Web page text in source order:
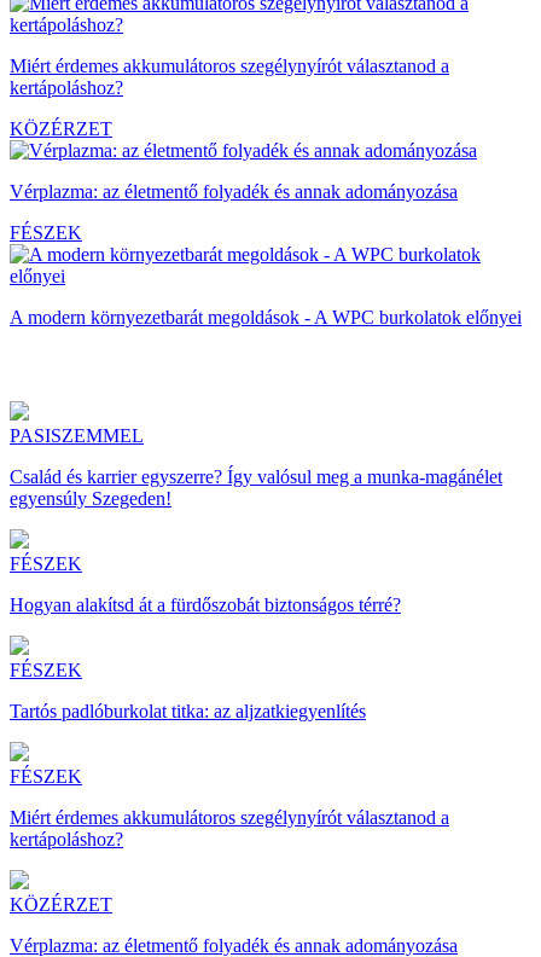
Miért érdemes akkumulátoros szegélynyírót választanod a
kertápoláshoz?
KÖZÉRZET
Vérplazma: az életmentő folyadék és annak adományozása
FÉSZEK
A modern környezetbarát megoldások - A WPC burkolatok előnyei
PASISZEMMEL
Család és karrier egyszerre? Így valósul meg a munka-magánélet
egyensúly Szegeden!
FÉSZEK
Hogyan alakítsd át a fürdőszobát biztonságos térré?
FÉSZEK
Tartós padlóburkolat titka: az aljzatkiegyenlítés
FÉSZEK
Miért érdemes akkumulátoros szegélynyírót választanod a
kertápoláshoz?
KÖZÉRZET
Vérplazma: az életmentő folyadék és annak adományozása